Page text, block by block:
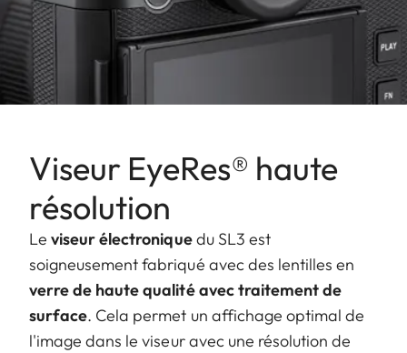
Viseur EyeRes® haute
résolution
Leviseur électroniquedu SL3 est
soigneusement fabriqué avec des lentilles en
verre de haute qualité avec traitement de
surface. Cela permet un affichage optimal de
l'image dans le viseur avec une résolution de